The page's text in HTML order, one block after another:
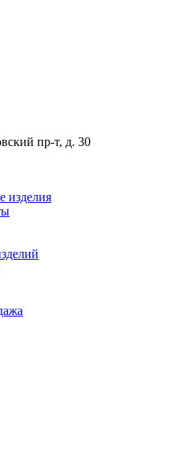
пр-т, д. 30
изделия